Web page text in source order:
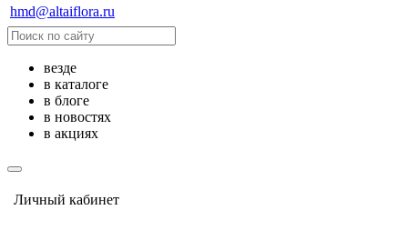
hmd@altaiflora.ru
везде
в каталоге
в блоге
в новостях
в акциях
Личный кабинет